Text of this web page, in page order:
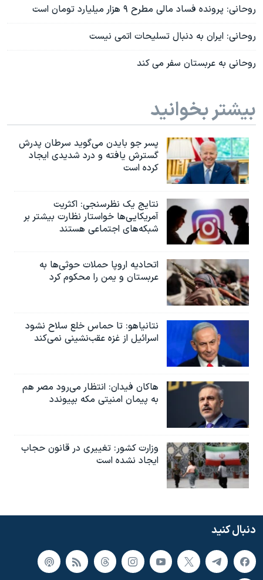
روحانی: پرونده فساد مالی مطرح ۹ هزار میلیارد تومان است
روحانی: ایران به دنبال تسلیحات اتمی نیست
روحانی به عربستان سفر می کند
بیشتر بخوانید
پسر جو بایدن می‌گوید سرطان پدرش
گسترش یافته و درد شدیدی ایجاد
کرده است
نتایج یک نظرسنجی: اکثریت
آمریکایی‌ها خواستار نظارت بیشتر بر
شبکه‌های اجتماعی هستند
اتحادیه اروپا حملات حوثی‌ها به
عربستان و یمن را محکوم کرد
نتانیاهو: تا حماس خلع سلاح نشود
اسرائیل از غزه عقب‌نشینی نمی‌کند
هاکان فیدان: انتظار می‌رود مصر هم
به پیمان امنیتی مکه بپیوندد
وزارت کشور: تغییری در قانون حجاب
ایجاد نشده است
دنبال کنید